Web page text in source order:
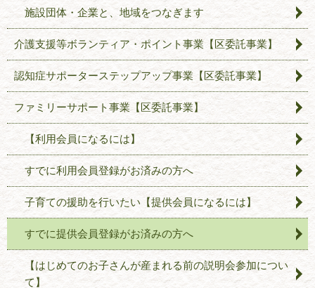
施設団体・企業と、地域をつなぎます
介護支援等ボランティア・ポイント事業【区委託事業】
認知症サポーターステップアップ事業【区委託事業】
ファミリーサポート事業【区委託事業】
【利用会員になるには】
すでに利用会員登録がお済みの方へ
子育ての援助を行いたい【提供会員になるには】
すでに提供会員登録がお済みの方へ
【はじめてのお子さんが産まれる前の説明会参加につい
て】